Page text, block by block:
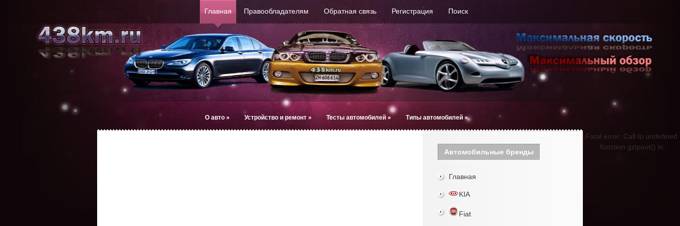
Главная Правообладателям Обратная связь Регистрация Поиск
О авто » Устройство и ремонт » Тесты автомобилей » Типы автомобилей »
Автомобильные бренды
Главная
KIA
Fiat
Fatal error: Call to undefined
function gzipout() in